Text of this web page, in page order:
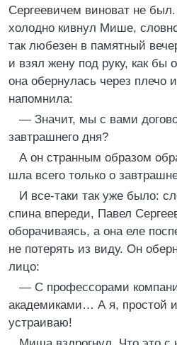
Сергеевичем виноват не
холодно кивнул Мише,
так любезен в памятный
и взял жену под руку, как бы
она обернулась через плечо
напомнила:
— Значит, мы с вами
завтрашнего дня?
А он странным образом
шла всего только о
И все-таки так уже было:
спина впереди, Павел
оборачиваясь, а она еле
не потерять из виду. Он
лицо:
— С профессорами
академиками… А я, простой
устраиваю!